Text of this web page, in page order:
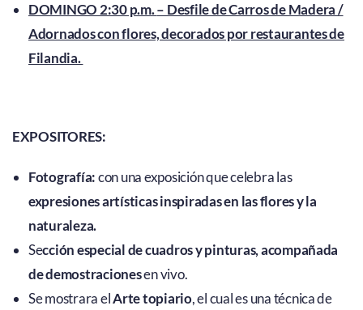
DOMINGO 2:30 p.m.– Desfile de Carros de Madera /
Adornados con flores, decorados por restaurantes de
Filandia.
EXPOSITORES:
Fotografía:con una exposición que celebra las
expresiones artísticas inspiradas en las flores y la
naturaleza.
Sección especial de cuadros y pinturas, acompañada
de demostracionesen vivo.
Se mostrara elArte topiario, el cual es una técnica de